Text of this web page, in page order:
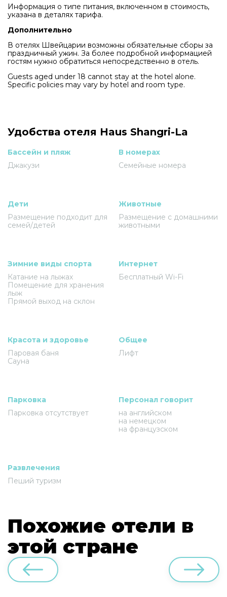
Информация о типе питания, включенном в стоимость,
указана в деталях тарифа.
Дополнительно
В отелях Швейцарии возможны обязательные сборы за
праздничный ужин. За более подробной информацией
гостям нужно обратиться непосредственно в отель.
Guests aged under 18 cannot stay at the hotel alone.
Specific policies may vary by hotel and room type.
Удобства отеля Haus Shangri-La
Бассейн и пляж
Джакузи
В номерах
Семейные номера
Дети
Размещение подходит для
семей/детей
Животные
Размещение с домашними
животными
Зимние виды спорта
Катание на лыжах
Помещение для хранения
лыж
Прямой выход на склон
Интернет
Бесплатный Wi-Fi
Красота и здоровье
Паровая баня
Сауна
Общее
Лифт
Парковка
Парковка отсутствует
Персонал говорит
на английском
на немецком
на французском
Развлечения
Пеший туризм
Похожие отели в
этой стране